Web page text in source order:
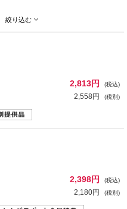
絞り込む
2,813円 (税込)
2,558円 (税別)
2,398円 (税込)
2,180円 (税別)